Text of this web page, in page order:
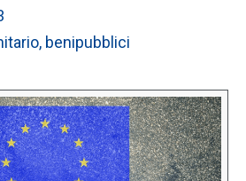
, benipubblici